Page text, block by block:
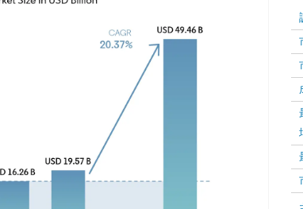
画像 © Mordor Intelligence。再利用にはCC BY